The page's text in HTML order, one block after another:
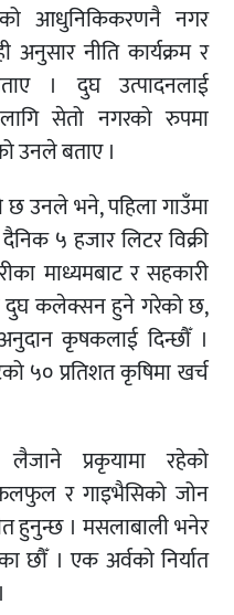
आधुनिकिकरणनै नगर
नीति कार्यक्रम र
। दुघ उत्पादनलाई
सेतो नगरको रुपमा
उनले बताए ।
छ उनले भने, पहिला गाउँमा
५ हजार लिटर विक्री
माध्यमबाट र सहकारी
दुघ कलेक्सन हुने गरेको छ,
कृषकलाई दिन्छौँ ।
५० प्रतिशत कृषिमा खर्च
प्रकृयामा रहेको
र गाइभैसिको जोन
हुनुन्छ । मसलाबाली भनेर
छौँ । एक अर्वको निर्यात